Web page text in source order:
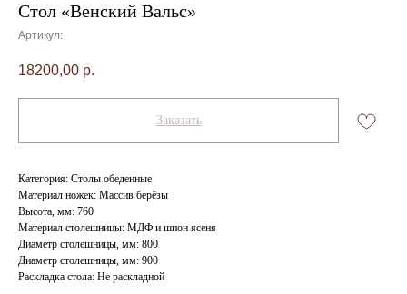
Стол «Венский Вальс»
Артикул:
18200,00 р.
Заказать
Категория: Столы обеденные
Материал ножек: Массив берёзы
Высота, мм: 760
Материал столешницы: МДФ и шпон ясеня
Диаметр столешницы, мм: 800
Диаметр столешницы, мм: 900
Раскладка стола: Не раскладной